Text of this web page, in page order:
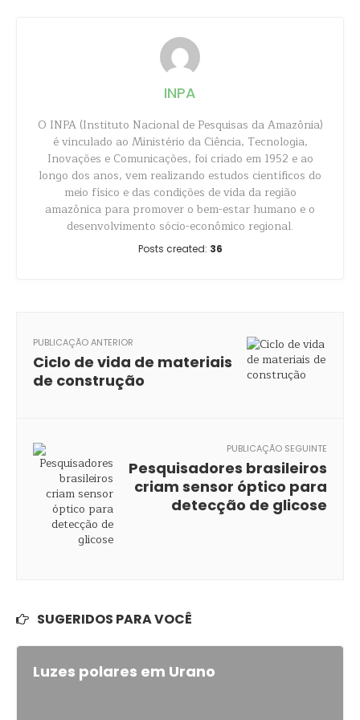
INPA
O INPA (Instituto Nacional de Pesquisas da Amazônia)
é vinculado ao Ministério da Ciência, Tecnologia,
Inovações e Comunicações, foi criado em 1952 e ao
longo dos anos, vem realizando estudos científicos do
meio físico e das condições de vida da região
amazônica para promover o bem-estar humano e o
desenvolvimento sócio-econômico regional.
Posts created: 36
PUBLICAÇÃO ANTERIOR
Ciclo de vida de materiais
de construção
PUBLICAÇÃO SEGUINTE
Pesquisadores brasileiros
criam sensor óptico para
detecção de glicose
SUGERIDOS PARA VOCÊ
Luzes polares em Urano